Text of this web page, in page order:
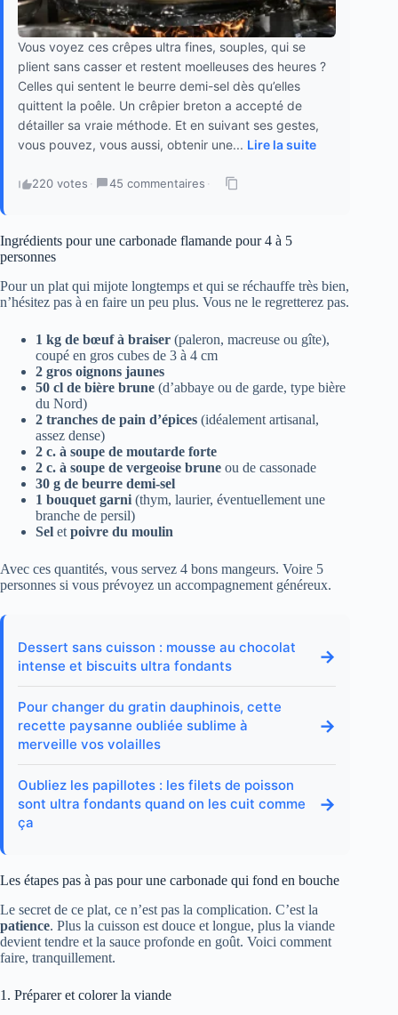
Vous voyez ces crêpes ultra fines, souples, qui se
plient sans casser et restent moelleuses des heures ?
Celles qui sentent le beurre demi-sel dès qu’elles
quittent la poêle. Un crêpier breton a accepté de
détailler sa vraie méthode. Et en suivant ses gestes,
vous pouvez, vous aussi, obtenir une... Lire la suite
220 votes · 45 commentaires ·
Ingrédients pour une carbonade flamande pour 4 à 5
personnes
Pour un plat qui mijote longtemps et qui se réchauffe très bien,
n’hésitez pas à en faire un peu plus. Vous ne le regretterez pas.
1 kg de bœuf à braiser (paleron, macreuse ou gîte),
coupé en gros cubes de 3 à 4 cm
2 gros oignons jaunes
50 cl de bière brune (d’abbaye ou de garde, type bière
du Nord)
2 tranches de pain d’épices (idéalement artisanal,
assez dense)
2 c. à soupe de moutarde forte
2 c. à soupe de vergeoise brune ou de cassonade
30 g de beurre demi-sel
1 bouquet garni (thym, laurier, éventuellement une
branche de persil)
Sel et poivre du moulin
Avec ces quantités, vous servez 4 bons mangeurs. Voire 5
personnes si vous prévoyez un accompagnement généreux.
Dessert sans cuisson : mousse au chocolat
intense et biscuits ultra fondants
→
Pour changer du gratin dauphinois, cette
recette paysanne oubliée sublime à
merveille vos volailles
→
Oubliez les papillotes : les filets de poisson
sont ultra fondants quand on les cuit comme
ça
→
Les étapes pas à pas pour une carbonade qui fond en bouche
Le secret de ce plat, ce n’est pas la complication. C’est la
patience. Plus la cuisson est douce et longue, plus la viande
devient tendre et la sauce profonde en goût. Voici comment
faire, tranquillement.
1. Préparer et colorer la viande